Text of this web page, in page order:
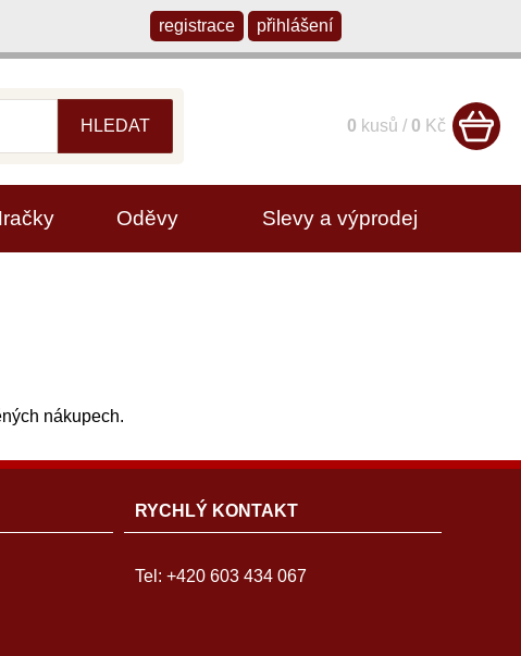
nákupech.
Oděvy Slevy a výprodej
registrace přihlášení
HLEDAT 0 kusů / 0 Kč
RYCHLÝ KONTAKT
Tel: +420 603 434 067